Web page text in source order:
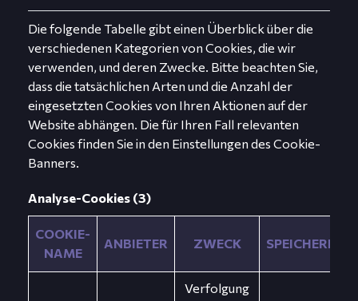
Die folgende Tabelle gibt einen Überblick über die
verschiedenen Kategorien von Cookies, die wir
verwenden, und deren Zwecke. Bitte beachten Sie,
dass die tatsächlichen Arten und die Anzahl der
eingesetzten Cookies von Ihren Aktionen auf der
Website abhängen. Die für Ihren Fall relevanten
Cookies finden Sie in den Einstellungen des Cookie-
Banners.
Analyse-Cookies (3)
COOKIE-
NAME
ANBIETER ZWECK
Verfolgung